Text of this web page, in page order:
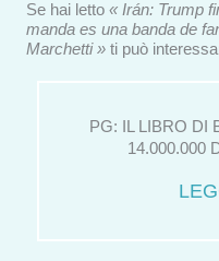
Se hai letto « Irán: Trump
manda es una banda de
Marchetti » ti può
PG: IL LIBRO DI
14.000.000